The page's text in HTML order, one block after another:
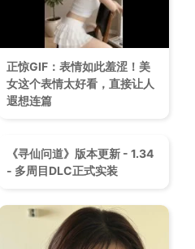
正惊GIF：表情如此羞涩！美
女这个表情太好看，直接让人
遐想连篇
《寻仙问道》版本更新 - 1.34
- 多周目DLC正式实装